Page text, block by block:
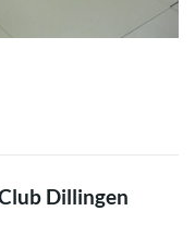
Dillingen